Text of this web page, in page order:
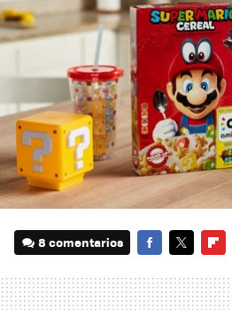
8 comentarios